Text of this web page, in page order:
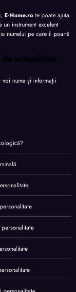
E-Nume.ro te poate ajuta
instrument excelent
numelui pe care îl poartă
actualitate
noi nume și informații